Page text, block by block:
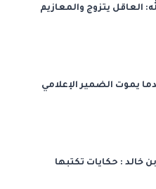
العاقل يتزوج والمعازيم
يموت الضمير الإعلامي
: حكايات تكتبها